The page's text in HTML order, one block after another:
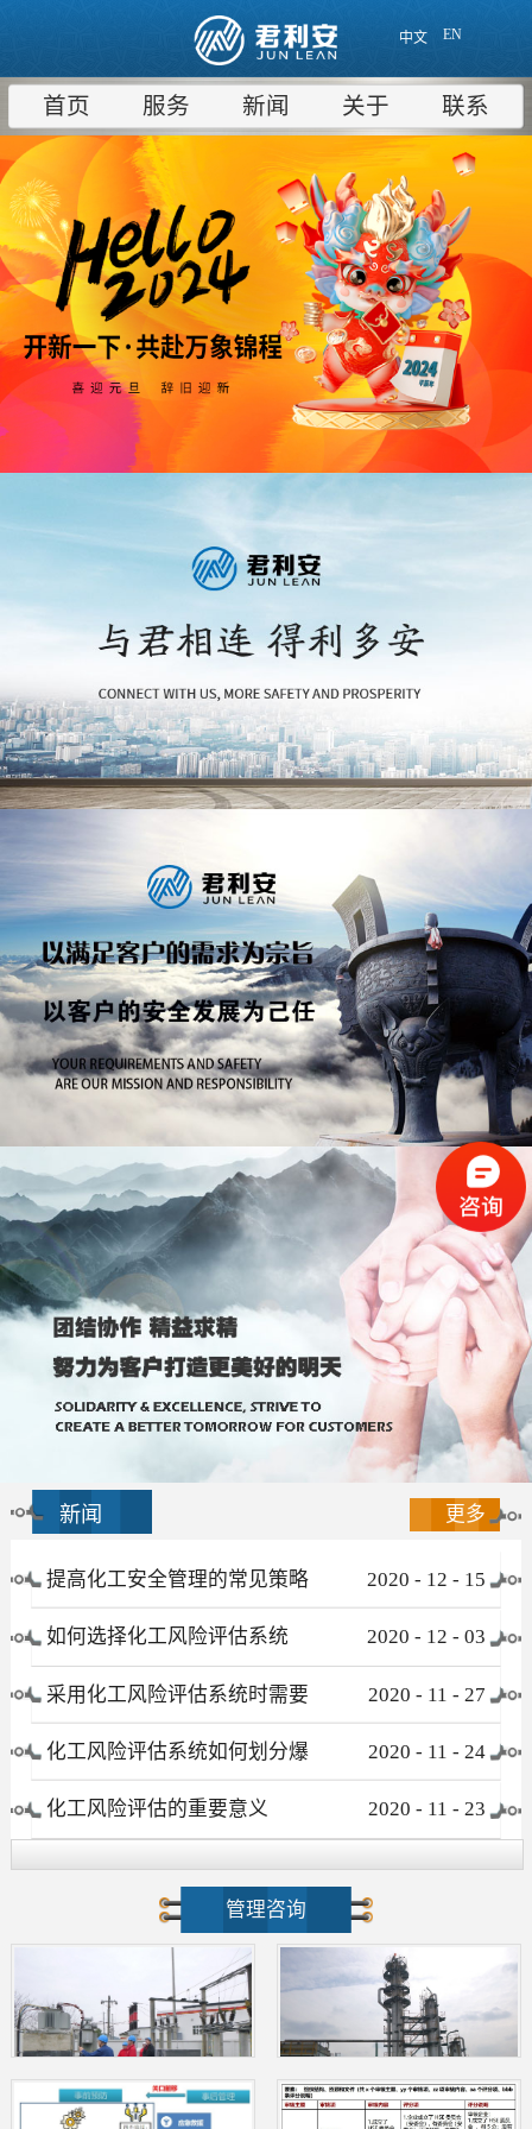
中文 EN
首页 服务 新闻 关于 联系
新闻 更多
提高化工安全管理的常见策略
有哪些
2020 - 12 - 15
如何选择化工风险评估系统 2020 - 12 - 03
采用化工风险评估系统时需要
注意哪些事项
2020 - 11 - 27
化工风险评估系统如何划分爆
炸危险区域
2020 - 11 - 24
化工风险评估的重要意义 2020 - 11 - 23
管理咨询